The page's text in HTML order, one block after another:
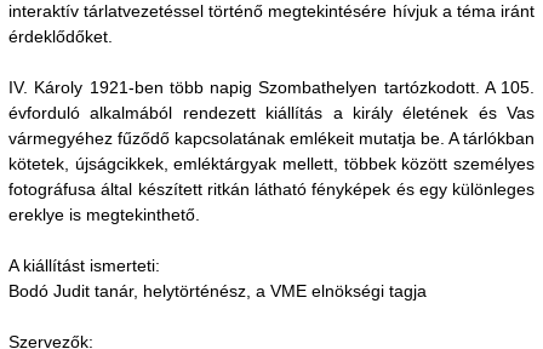
interaktív tárlatvezetéssel történő megtekintésére hívjuk a téma iránt
érdeklődőket.
IV. Károly 1921-ben több napig Szombathelyen tartózkodott. A 105.
évforduló alkalmából rendezett kiállítás a király életének és Vas
vármegyéhez fűződő kapcsolatának emlékeit mutatja be. A tárlókban
kötetek, újságcikkek, emléktárgyak mellett, többek között személyes
fotográfusa által készített ritkán látható fényképek és egy különleges
ereklye is megtekinthető.
A kiállítást ismerteti:
Bodó Judit tanár, helytörténész, a VME elnökségi tagja
Szervezők: